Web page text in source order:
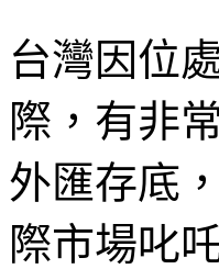
台灣因位
際，有非
外匯存底
際市場叱